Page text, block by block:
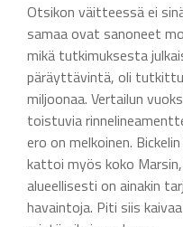
Otsikon väitteessä ei
samaa ovat sanoneet
mikä tutkimuksesta
päräyttävintä, oli
miljoonaa. Vertailun
toistuvia
ero on melkoinen.
kattoi myös koko
alueellisesti on ainakin
havaintoja. Piti siis